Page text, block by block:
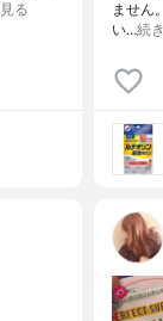
る
ません
い…続